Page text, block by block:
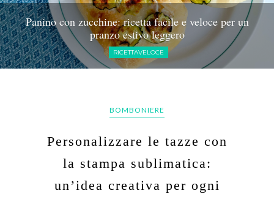
Panino con zucchine: ricetta facile e veloce per un
pranzo estivo leggero
RICETTAVELOCE
BOMBONIERE
Personalizzare le tazze con
la stampa sublimatica:
un’idea creativa per ogni